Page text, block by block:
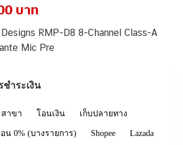
บาท
RMP-D8 8-Channel Class-A
Mic Pre
ชำระเงิน
สาขา โอนเงิน เก็บปลายทาง
น 0% (บางรายการ) Shopee Lazada